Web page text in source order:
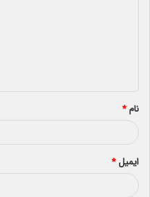
*
نام*
ایمیل*